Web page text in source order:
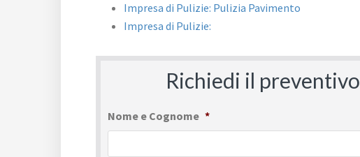
Impresa di Pulizie: Pulizia Pavimento
Impresa di Pulizie:
Richiedi il
Nome e Cognome *